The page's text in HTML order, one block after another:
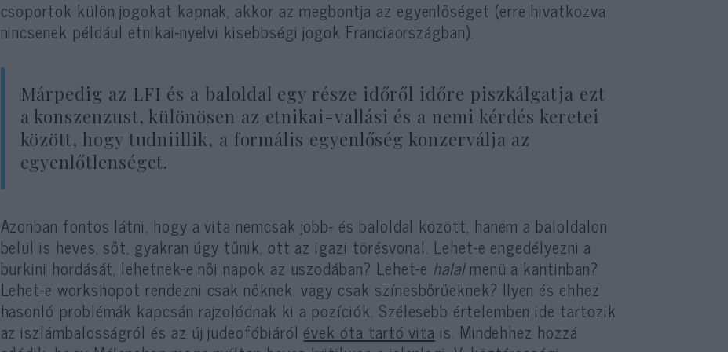
csoportok külön jogokat kapnak, akkor az megbontja az egyenlőséget (erre hivatkozva
nincsenek például etnikai-nyelvi kisebbségi jogok Franciaországban).
Márpedig az LFI és a baloldal egy része időről időre piszkálgatja ezt
a konszenzust, különösen az etnikai-vallási és a nemi kérdés keretei
között, hogy tudniillik, a formális egyenlőség konzerválja az
egyenlőtlenséget.
Azonban fontos látni, hogy a vita nemcsak jobb- és baloldal között, hanem a baloldalon
belül is heves, sőt, gyakran úgy tűnik, ott az igazi törésvonal. Lehet-e engedélyezni a
burkini hordását, lehetnek-e női napok az uszodában? Lehet-e halalmenü a kantinban?
Lehet-e workshopot rendezni csak nőknek, vagy csak színesbőrűeknek? Ilyen és ehhez
hasonló problémák kapcsán rajzolódnak ki a pozíciók. Szélesebb értelemben ide tartozik
az iszlámbalosságról és az új judeofóbiáról évek óta tartó vita is. Mindehhez hozzá